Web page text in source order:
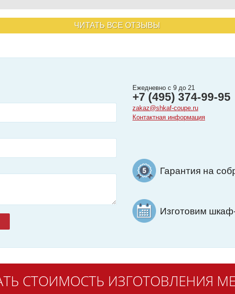
ЧИТАТЬ ВСЕ ОТЗЫВЫ
Ежедневно с 9 до 21
+7 (495) 374-99-95
zakaz@shkaf-coupe.ru
Контактная информация
Гарантия на
Изготовим
СТОИМОСТЬ ИЗГОТОВЛЕНИЯ